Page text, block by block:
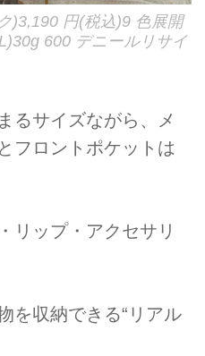
)3,190 円(税込)9 色展開
600 デニールリサイ
るサイズながら、メ
フロントポケットは
リップ・アクセサリ
を収納できる“リアル